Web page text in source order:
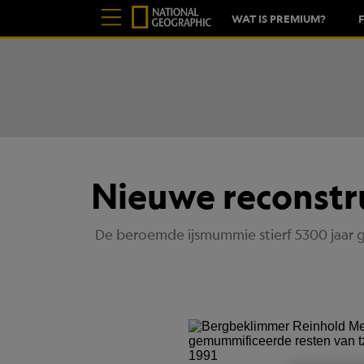
WAT IS PREMIUM?
Nieuwe
De beroemde ijsmummie stierf 5300